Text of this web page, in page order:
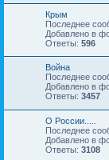
Крым
Последнее
Добавлено в
Ответы: 596
Война
Последнее
Добавлено в
Ответы: 3457
О России.....
Последнее
Добавлено в
Ответы: 3108